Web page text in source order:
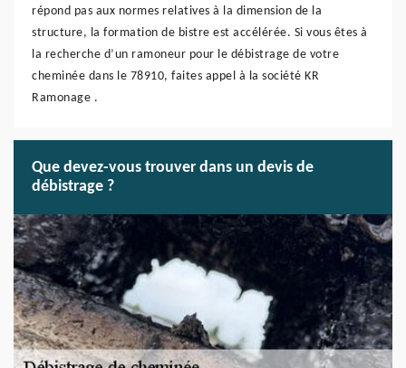
répond pas aux normes relatives à la dimension de la
structure, la formation de bistre est accélérée. Si vous êtes à
la recherche d’un ramoneur pour le débistrage de votre
cheminée dans le 78910, faites appel à la société KR
Ramonage .
Que devez-vous trouver dans un devis de
débistrage ?